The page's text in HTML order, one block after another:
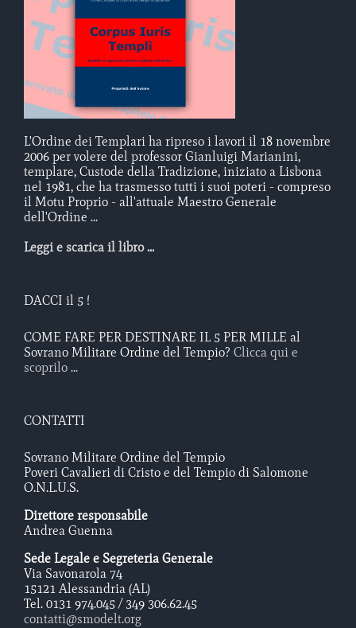
L'Ordine dei Templari ha ripreso i lavori il 18 novembre
2006 per volere del professor Gianluigi Marianini,
templare, Custode della Tradizione, iniziato a Lisbona
nel 1981, che ha trasmesso tutti i suoi poteri - compreso
il Motu Proprio - all'attuale Maestro Generale
dell'Ordine ...
Leggi e scarica il libro ...
DACCI il 5 !
COME FARE PER DESTINARE IL 5 PER MILLE al
Sovrano Militare Ordine del Tempio? Clicca qui e
scoprilo ...
CONTATTI
Sovrano Militare Ordine del Tempio
Poveri Cavalieri di Cristo e del Tempio di Salomone
O.N.L.U.S.
Direttore responsabile
Andrea Guenna
Sede Legale e Segreteria Generale
Via Savonarola 74
15121 Alessandria (AL)
Tel. 0131 974.045 / 349 306.62.45
contatti@smodelt.org